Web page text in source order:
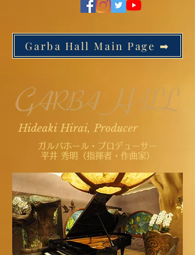
Garba Hall Main Page ➡
Hideaki Hirai, Producer
ガルバホール・プロデューサー
平井 秀明（指揮者・作曲家）